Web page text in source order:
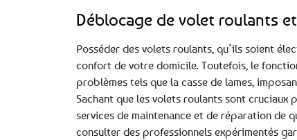
Déblocage de volet roulants
Posséder des volets roulants, qu’ils soient
confort de votre domicile. Toutefois, le
problèmes tels que la casse de lames,
Sachant que les volets roulants sont
services de maintenance et de réparation de
consulter des professionnels expérimentés